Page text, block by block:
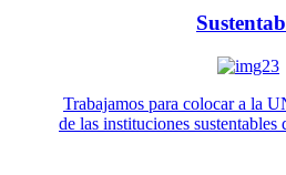
Trabajamos para colocar a la
de las instituciones sustentables